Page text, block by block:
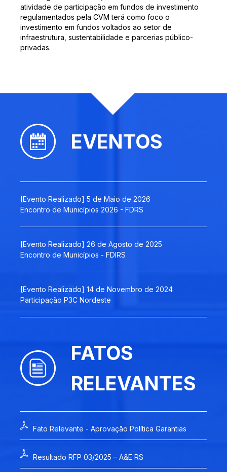
atividade de participação em fundos de investimento
regulamentados pela CVM terá como foco o
investimento em fundos voltados ao setor de
infraestrutura, sustentabilidade e parcerias público-
privadas.
EVENTOS
[Evento Realizado] 5 de Maio de 2026
Encontro de Municípios 2026 - FDRS
[Evento Realizado] 26 de Agosto de 2025
Encontro de Municípios - FDIRS
[Evento Realizado] 14 de Novembro de 2024
Participação P3C Nordeste
FATOS
RELEVANTES
Fato Relevante - Aprovação Política Garantias
Resultado RFP 03/2025 – A&E RS